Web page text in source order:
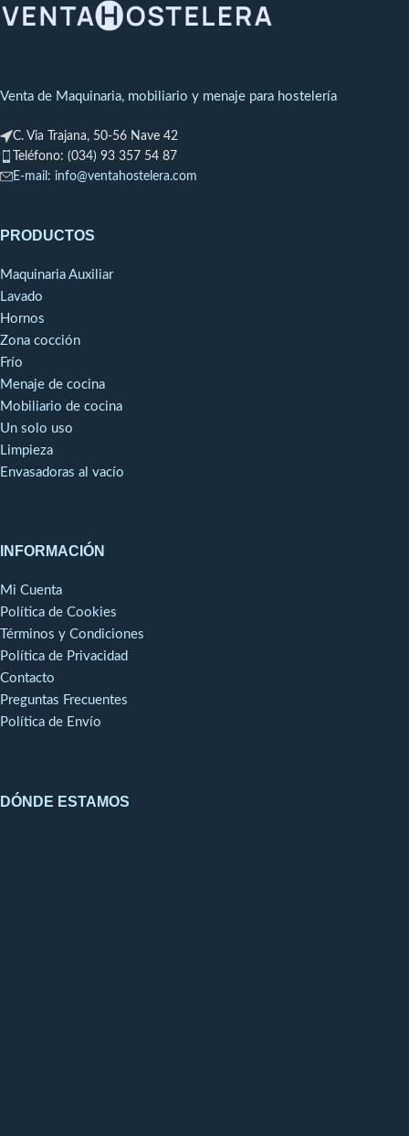
eliminación de incrustaciones y
otros residuos. Desincrustante
Combimaster
eficaces, protegen de forma
Venta de Maquinaria, mobiliario y menaje para hostelería
C. Via Trajana, 50-56 Nave 42
Teléfono: (034) 93 357 54 87
E-mail: info@ventahostelera.com
PRODUCTOS
Maquinaria Auxiliar
Lavado
Hornos
Zona cocción
Frío
Menaje de cocina
Mobiliario de cocina
Un solo uso
Limpieza
Envasadoras al vacío
INFORMACIÓN
Mi Cuenta
Política de Cookies
Términos y Condiciones
Política de Privacidad
Contacto
Preguntas Frecuentes
Política de Envío
DÓNDE ESTAMOS